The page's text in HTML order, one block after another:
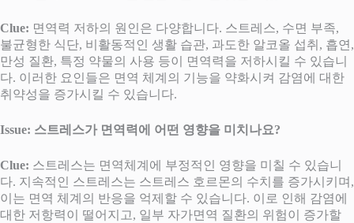
Clue: 면역력 저하의 원인은 다양합니다. 스트레스, 수면 부족,
불균형한 식단, 비활동적인 생활 습관, 과도한 알코올 섭취, 흡연,
만성 질환, 특정 약물의 사용 등이 면역력을 저하시킬 수 있습니
다. 이러한 요인들은 면역 체계의 기능을 약화시켜 감염에 대한
취약성을 증가시킬 수 있습니다.
Issue: 스트레스가 면역력에 어떤 영향을 미치나요?
Clue: 스트레스는 면역체계에 부정적인 영향을 미칠 수 있습니
다. 지속적인 스트레스는 스트레스 호르몬의 수치를 증가시키며,
이는 면역 체계의 반응을 억제할 수 있습니다. 이로 인해 감염에
대한 저항력이 떨어지고, 일부 자가면역 질환의 위험이 증가할